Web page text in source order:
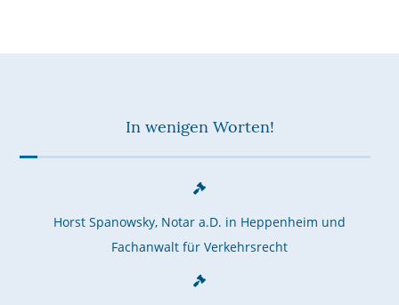
In wenigen Worten!
Horst Spanowsky, Notar a.D. in Heppenheim und
Fachanwalt für Verkehrsrecht